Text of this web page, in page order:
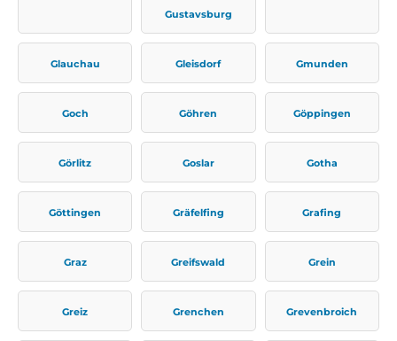
Gustavsburg
Glauchau Gleisdorf Gmunden
Goch Göhren Göppingen
Görlitz Goslar Gotha
Göttingen Gräfelfing Grafing
Graz Greifswald Grein
Greiz Grenchen Grevenbroich